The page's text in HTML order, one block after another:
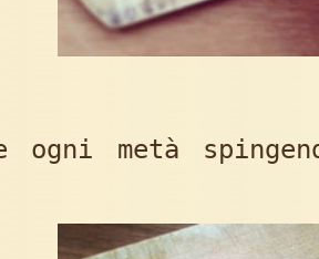
ogni metà